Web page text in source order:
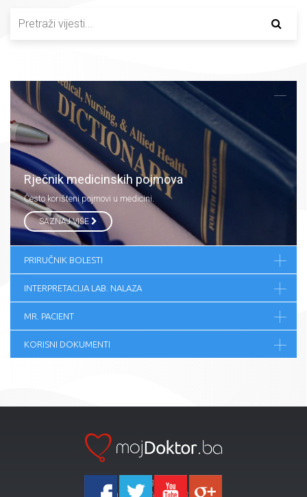
Rječnik medicinskih pojmova
Često korišteni pojmovi u medicini.
SAZNAJ VIŠE
PRIRUČNIK BOLESTI
INTERPRETACIJA LAB. NALAZA
MR. PACIENT
KORISNI DOKUMENTI
Ka-Agencija
Copyright 2026 All Right Reserved